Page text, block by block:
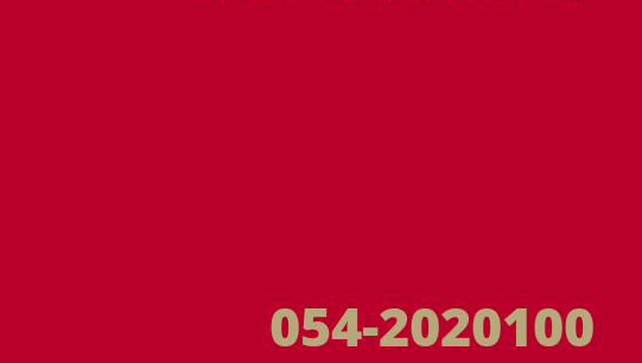
054-2020100